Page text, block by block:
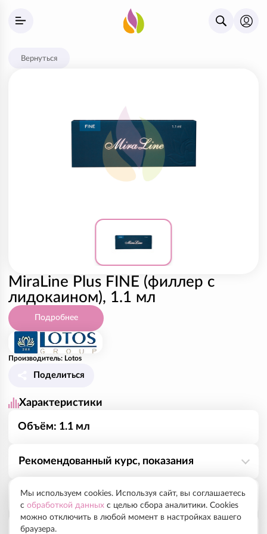
Вернуться
MiraLine Plus FINE (филлер с
лидокаином), 1.1 мл
Подробнее
Производитель: Lotos
Поделиться
Характеристики
Объём: 1.1 мл
Рекомендованный курс, показания
Инновационные филлеры на основе ГК,
разработанные совместно с южнокорейскими
университетами и научно-исследовательскими
Способ применения
•Назначение
Состав
Мы используем cookies. Используя сайт, вы соглашаетесь
с обработкой данных с целью сбора аналитики. Cookies
можно отключить в любой момент в настройках вашего
браузера.